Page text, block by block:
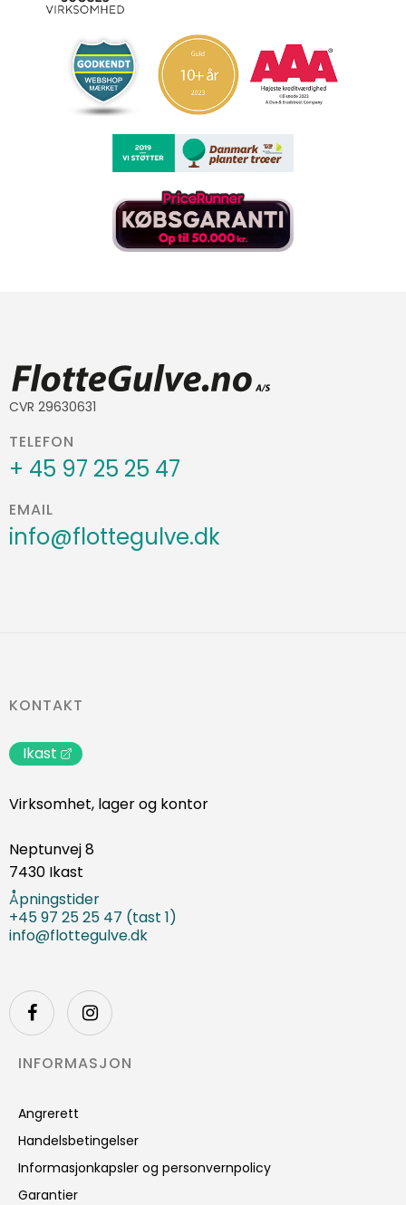
CVR 29630631
TELEFON
+ 45 97 25 25 47
EMAIL
info@flottegulve.dk
KONTAKT
Ikast
Virksomhet, lager og kontor
Neptunvej 8
7430 Ikast
Åpningstider
+45 97 25 25 47 (tast 1)
info@flottegulve.dk
INFORMASJON
Angrerett
Handelsbetingelser
Informasjonkapsler og personvernpolicy
Garantier